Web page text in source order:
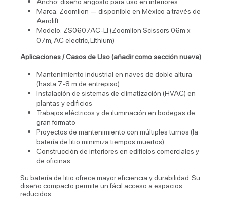
Marca: Zoomlion — disponible en México a través de
Aerolift
Modelo: ZS0607AC-LI (Zoomlion Scissors 06m x
07m, AC electric, Lithium)
Aplicaciones / Casos de Uso (añadir como sección nueva)
Mantenimiento industrial en naves de doble altura
(hasta 7-8 m de entrepiso)
Instalación de sistemas de climatización (HVAC) en
plantas y edificios
Trabajos eléctricos y de iluminación en bodegas de
gran formato
Proyectos de mantenimiento con múltiples turnos (la
batería de litio minimiza tiempos muertos)
Construcción de interiores en edificios comerciales y
de oficinas
Su batería de litio ofrece mayor eficiencia y durabilidad. Su
diseño compacto permite un fácil acceso a espacios
reducidos.